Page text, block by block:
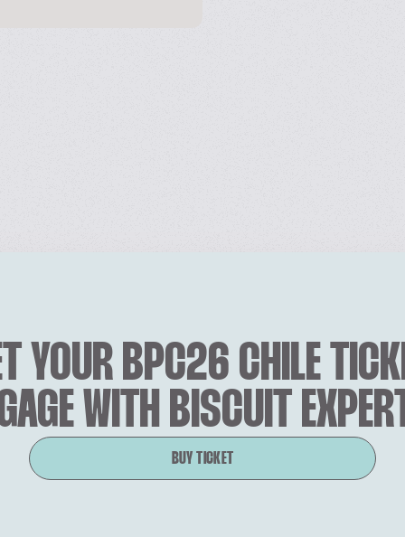
YOUR BPC26 CHILE
WITH BISCUIT
BUY TICKET